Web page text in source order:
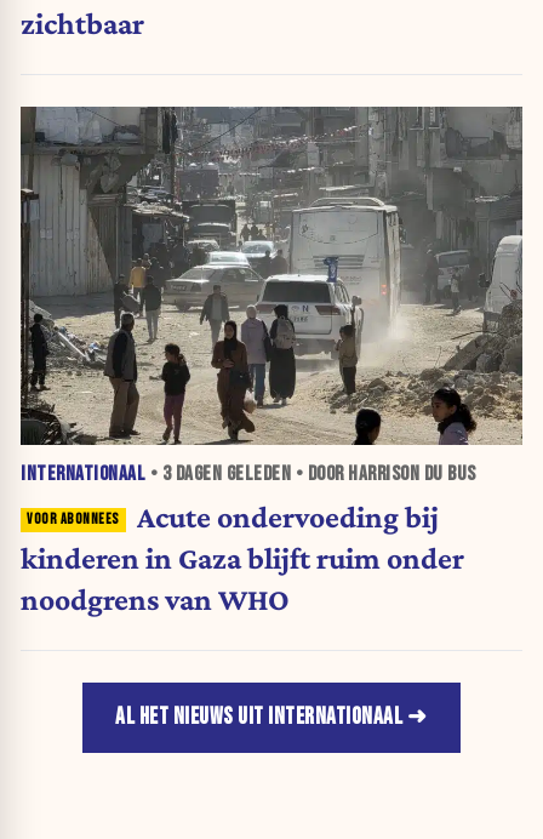
zichtbaar
INTERNATIONAAL • 3 DAGEN GELEDEN • DOOR HARRISON DU BUS
Acute ondervoeding bij
kinderen in Gaza blijft ruim onder
noodgrens van WHO
AL HET NIEUWS UIT INTERNATIONAAL